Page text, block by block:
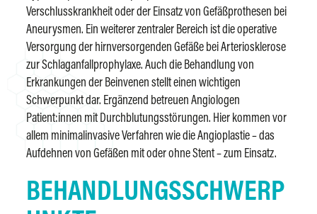
Verschlusskrankheit oder der Einsatz von Gefäßprothesen bei
Aneurysmen. Ein weiterer zentraler Bereich ist die operative
Versorgung der hirnversorgenden Gefäße bei Arteriosklerose
zur Schlaganfallprophylaxe. Auch die Behandlung von
Erkrankungen der Beinvenen stellt einen wichtigen
Schwerpunkt dar. Ergänzend betreuen Angiologen
Patient:innen mit Durchblutungsstörungen. Hier kommen vor
allem minimalinvasive Verfahren wie die Angioplastie – das
Aufdehnen von Gefäßen mit oder ohne Stent – zum Einsatz.
BEHANDLUNGSSCHWERP